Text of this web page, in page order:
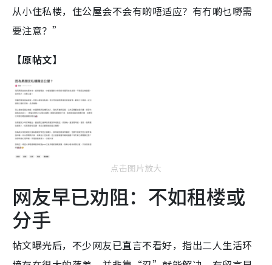
从小住私楼，住公屋会不会有啲唔适应？有冇啲乜嘢需
要注意？”
【原帖文】
点击图片放大
网友早已劝阻：不如租楼或
分手
帖文曝光后，不少网友已直言不看好，指出二人生活环